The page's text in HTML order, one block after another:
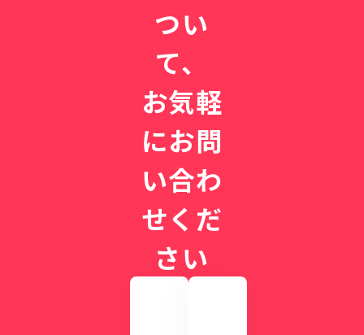
つい
て、
お気軽
にお問
い合わ
せくだ
さい